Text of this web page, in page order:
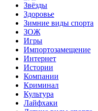
Звёзды
Здоровье
Зимние виды спорта
ЗОЖ
Игры
Импортозамещение
Интернет
Истории
Компании
Криминал
Культура
Лайфхаки